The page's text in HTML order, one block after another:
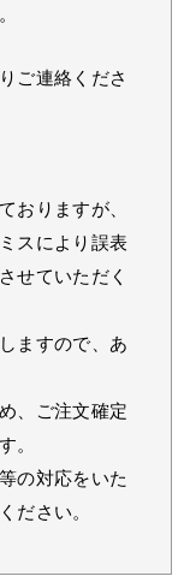
ご連絡くださ
おりますが、
スにより誤表
せていただく
ますので、あ
、ご注文確定
。
の対応をいた
ださい。